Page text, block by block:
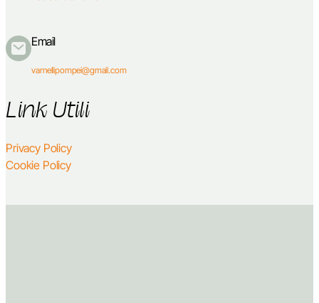
Email
varnellipompei@gmail.com
Link Utili
Privacy Policy
Cookie Policy